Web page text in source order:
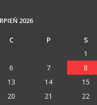
2026
C P S
1
6 7 8
13 14 15
20 21 22